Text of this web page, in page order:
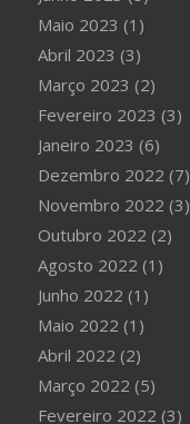
Maio 2023 (1)
Abril 2023 (3)
Março 2023 (2)
Fevereiro 2023 (3)
Janeiro 2023 (6)
Dezembro 2022 (7)
Novembro 2022 (3)
Outubro 2022 (2)
Agosto 2022 (1)
Junho 2022 (1)
Maio 2022 (1)
Abril 2022 (2)
Março 2022 (5)
Fevereiro 2022 (3)